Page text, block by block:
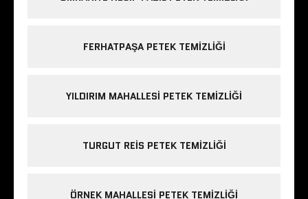
FERHATPAŞA PETEK TEMIZLIĞI
YILDIRIM MAHALLESI PETEK TEMIZLIĞI
TURGUT REIS PETEK TEMIZLIĞI
ÖRNEK MAHALLESI PETEK TEMIZLIĞI